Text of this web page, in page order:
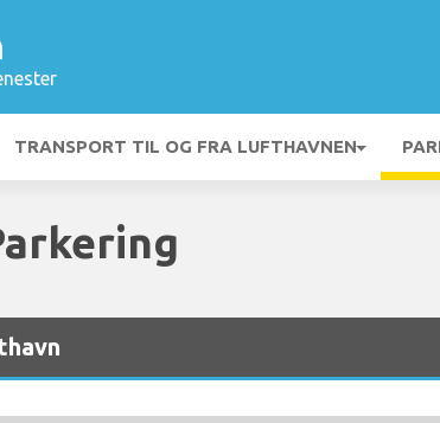
TRANSPORT TIL OG FRA LUFTHAVNEN